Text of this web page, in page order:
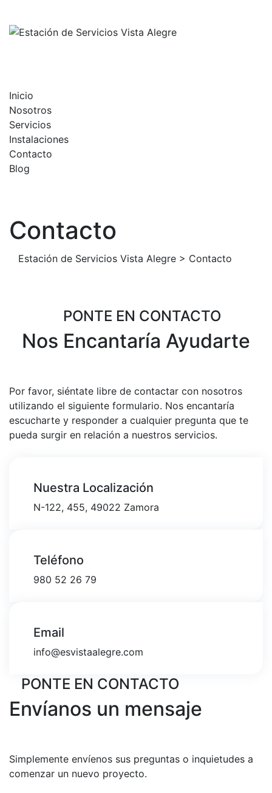
content
Inicio
Nosotros
Servicios
Instalaciones
Contacto
Blog
Contacto
Estación de Servicios Vista Alegre > Contacto
PONTE EN CONTACTO
Nos Encantaría Ayudarte
Por favor, siéntate libre de contactar con nosotros
utilizando el siguiente formulario. Nos encantaría
escucharte y responder a cualquier pregunta que te
pueda surgir en relación a nuestros servicios.
Nuestra Localización
N-122, 455, 49022 Zamora
Teléfono
980 52 26 79
Email
info@esvistaalegre.com
PONTE EN CONTACTO
Envíanos un mensaje
Simplemente envíenos sus preguntas o inquietudes a
comenzar un nuevo proyecto.